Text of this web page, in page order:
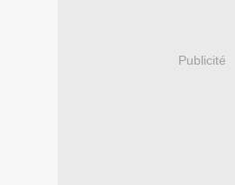
Publicité